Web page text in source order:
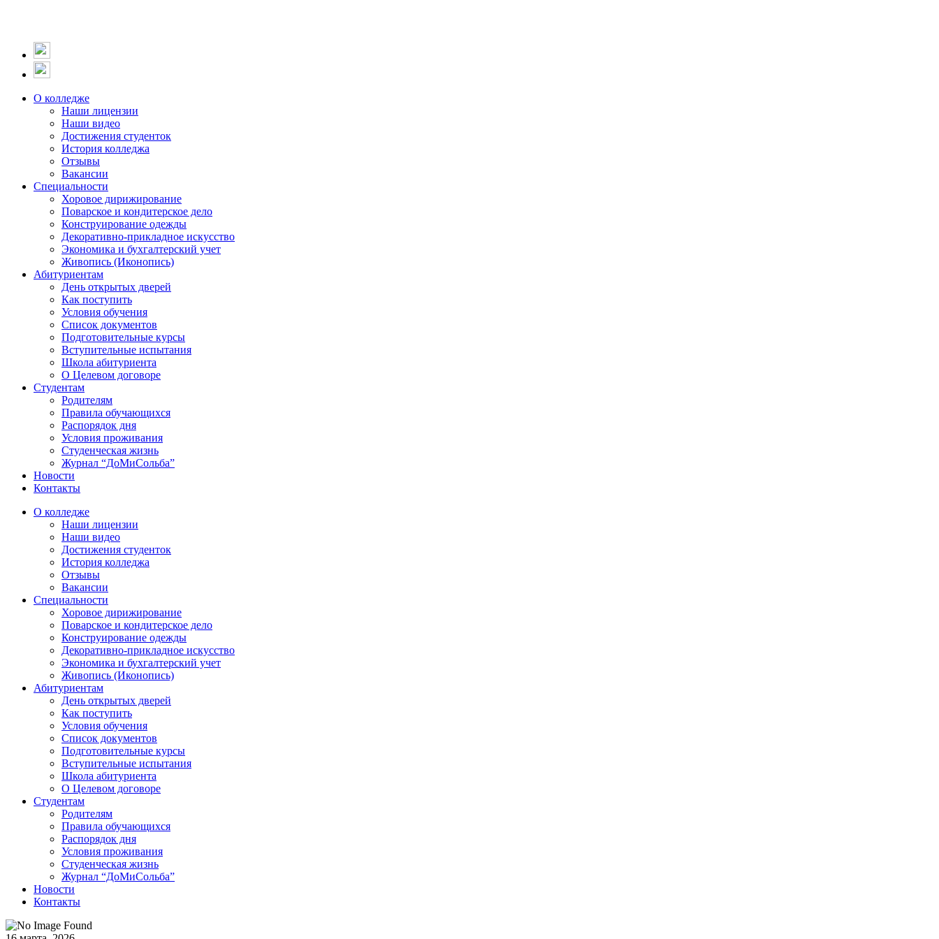
О колледже
Наши лицензии
Наши видео
Достижения студенток
История колледжа
Отзывы
Вакансии
Специальности
Хоровое дирижирование
Поварское и кондитерское дело
Конструирование одежды
Декоративно-прикладное искусство
Экономика и бухгалтерский учет​
Живопись (Иконопись)
Абитуриентам
День открытых дверей
Как поступить
Условия обучения
Список документов
Подготовительные курсы
Вступительные испытания
Школа абитуриента
О Целевом договоре
Студентам
Родителям
Правила обучающихся
Распорядок дня
Условия проживания
Студенческая жизнь
Журнал “ДоМиСольба”
Новости
Контакты
О колледже
Наши лицензии
Наши видео
Достижения студенток
История колледжа
Отзывы
Вакансии
Специальности
Хоровое дирижирование
Поварское и кондитерское дело
Конструирование одежды
Декоративно-прикладное искусство
Экономика и бухгалтерский учет​
Живопись (Иконопись)
Абитуриентам
День открытых дверей
Как поступить
Условия обучения
Список документов
Подготовительные курсы
Вступительные испытания
Школа абитуриента
О Целевом договоре
Студентам
Родителям
Правила обучающихся
Распорядок дня
Условия проживания
Студенческая жизнь
Журнал “ДоМиСольба”
Новости
Контакты